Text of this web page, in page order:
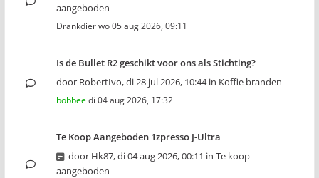
aangeboden
Drankdierwo 05 aug 2026, 09:11
Is de Bullet R2 geschikt voor ons als Stichting?
door RobertIvo,di 28 jul 2026, 10:44in Koffie branden
bobbeedi 04 aug 2026, 17:32
Te Koop Aangeboden 1zpresso J-Ultra
door Hk87,di 04 aug 2026, 00:11 in Te koop
aangeboden